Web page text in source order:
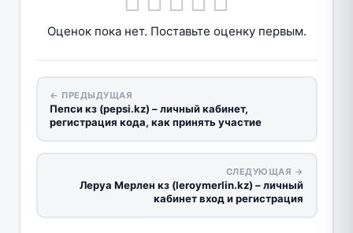
Оценок пока нет. Поставьте оценку первым.
← ПРЕДЫДУЩАЯ
Пепси кз (pepsi.kz) – личный кабинет,
регистрация кода, как принять участие
СЛЕДУЮЩАЯ →
Леруа Мерлен кз (leroymerlin.kz) – личный
кабинет вход и регистрация